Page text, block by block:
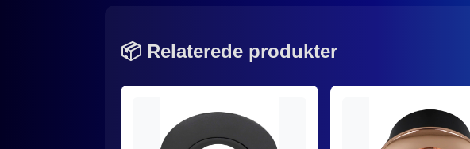
📦 Relaterede produkter